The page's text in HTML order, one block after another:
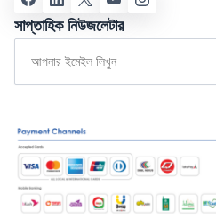
সাপ্তাহিক নিউজলেটার